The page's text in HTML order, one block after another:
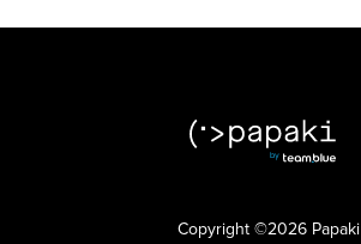
Copyright ©2026 Papaki